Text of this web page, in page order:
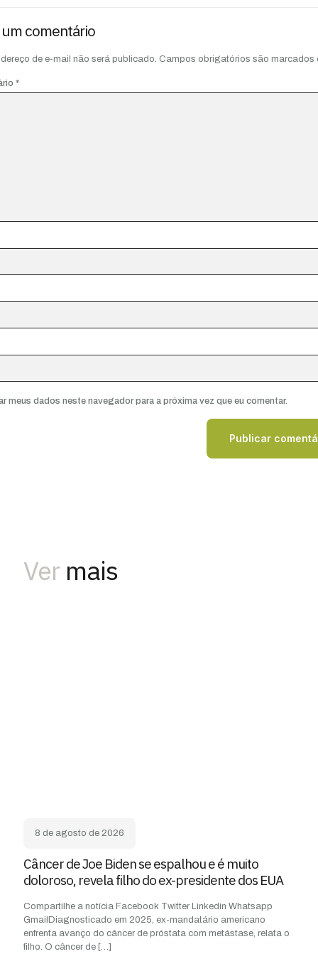
comentário
de e-mail não será publicado. Campos obrigatórios são marcados
*
meus dados neste navegador para a próxima vez que eu comentar.
Ver mais
8 de agosto de 2026
Câncer de Joe Biden se espalhou e é muito
doloroso, revela filho do ex-presidente dos EUA
Compartilhe a notícia Facebook Twitter Linkedin Whatsapp
GmailDiagnosticado em 2025, ex-mandatário americano
enfrenta avanço do câncer de próstata com metástase, relata o
filho. O câncer de […]